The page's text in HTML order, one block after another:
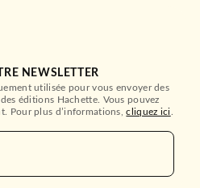
NEWSLETTER
utilisée pour vous envoyer des
éditions Hachette. Vous pouvez
Pour plus d’informations,cliquez ici